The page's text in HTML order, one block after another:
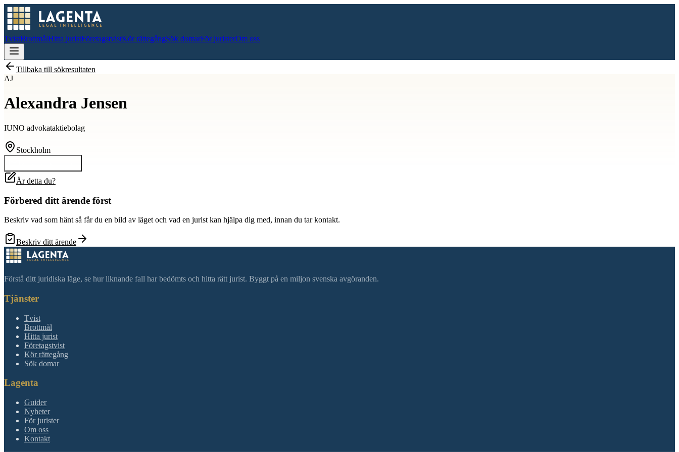
TvistBrottmålHitta juristFöretagstvistKör rättegångSök domarFör juristerOm oss
Tillbaka till sökresultaten
AJ
Alexandra Jensen
IUNO advokataktiebolag
Stockholm
Är detta du?
Förbered ditt ärende först
Beskriv vad som hänt så får du en bild av läget och vad en jurist kan hjälpa dig med, innan du tar kontakt.
Beskriv ditt ärende
Förstå ditt juridiska läge, se hur liknande fall har bedömts och hitta rätt jurist. Byggt på en miljon svenska avgöranden.
Tjänster
Tvist
Brottmål
Hitta jurist
Företagstvist
Kör rättegång
Sök domar
Lagenta
Guider
Nyheter
För jurister
Om oss
Kontakt